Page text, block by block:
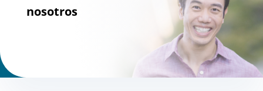
nosotros